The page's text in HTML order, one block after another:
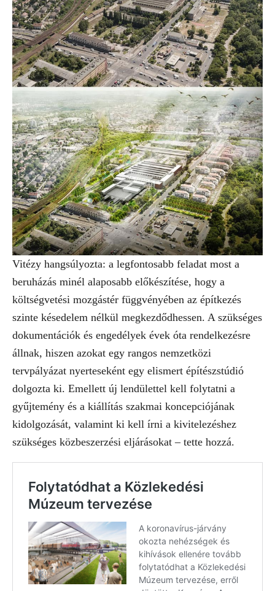
Vitézy hangsúlyozta: a legfontosabb feladat most a
beruházás minél alaposabb előkészítése, hogy a
költségvetési mozgástér függvényében az építkezés
szinte késedelem nélkül megkezdődhessen. A szükséges
dokumentációk és engedélyek évek óta rendelkezésre
állnak, hiszen azokat egy rangos nemzetközi
tervpályázat nyerteseként egy elismert építészstúdió
dolgozta ki. Emellett új lendülettel kell folytatni a
gyűjtemény és a kiállítás szakmai koncepciójának
kidolgozását, valamint ki kell írni a kivitelezéshez
szükséges közbeszerzési eljárásokat – tette hozzá.